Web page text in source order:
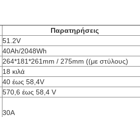
Παρατηρήσεις
51.2V
40Ah/2048Wh
264*181*261mm / 275mm ((με στύλους)
18 κιλά
40 έως 58,4V
570,6 έως 58,4 V
30Α